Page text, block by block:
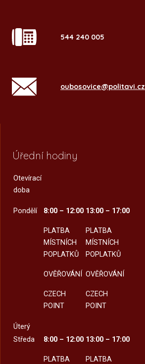
544 240 005
oubosovice@politavi.cz
Úřední hodiny
Otevírací
doba
Pondělí 8:00 – 12:00
PLATBA
MÍSTNÍCH
POPLATKŮ
OVĚŘOVÁNÍ
CZECH
POINT
13:00 – 17:00
PLATBA
MÍSTNÍCH
POPLATKŮ
OVĚŘOVÁNÍ
CZECH
POINT
Úterý
Středa
8:00 – 12:00
PLATBA
13:00 – 17:00
PLATBA